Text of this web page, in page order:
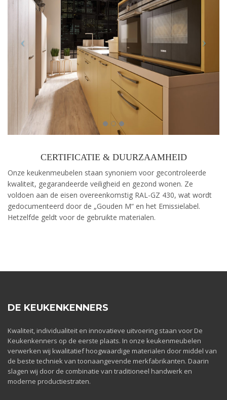
CERTIFICATIE & DUURZAAMHEID
Onze keukenmeubelen staan synoniem voor gecontroleerde
kwaliteit, gegarandeerde veiligheid en gezond wonen. Ze
voldoen aan de eisen overeenkomstig RAL-GZ 430, wat wordt
gedocumenteerd door de „Gouden M“ en het Emissielabel.
Hetzelfde geldt voor de gebruikte materialen.
DE KEUKENKENNERS
Kwaliteit, individualiteit en innovatieve uitvoering staan voor De
Keukenkenners op de eerste plaats. In onze keukenmeubelen
verwerken wij kwalitatief hoogwaardige materialen door middel van
de beste techniek van toonaangevende merkfabrikanten. Daarin
slagen wij door de combinatie van traditioneel handwerk en
moderne productiestraten.